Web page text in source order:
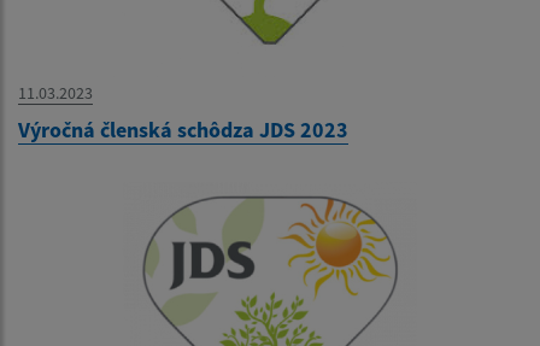
11.03.2023
Výročná členská schôdza JDS 2023